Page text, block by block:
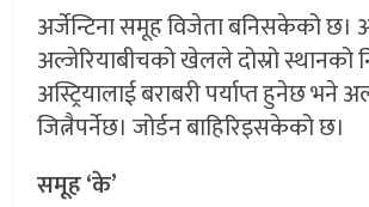
अर्जेन्टिना समूह विजेता बनिसकेको छ।
अल्जेरियाबीचको खेलले दोस्रो स्थानको
अस्ट्रियालाई बराबरी पर्याप्त हुनेछ भने
जित्नैपर्नेछ। जोर्डन बाहिरिइसकेको छ।
समूह ‘के’